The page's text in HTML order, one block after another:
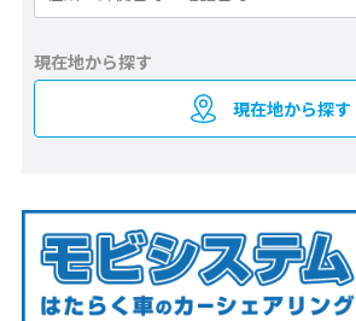
現在地から探す
現在地から探す